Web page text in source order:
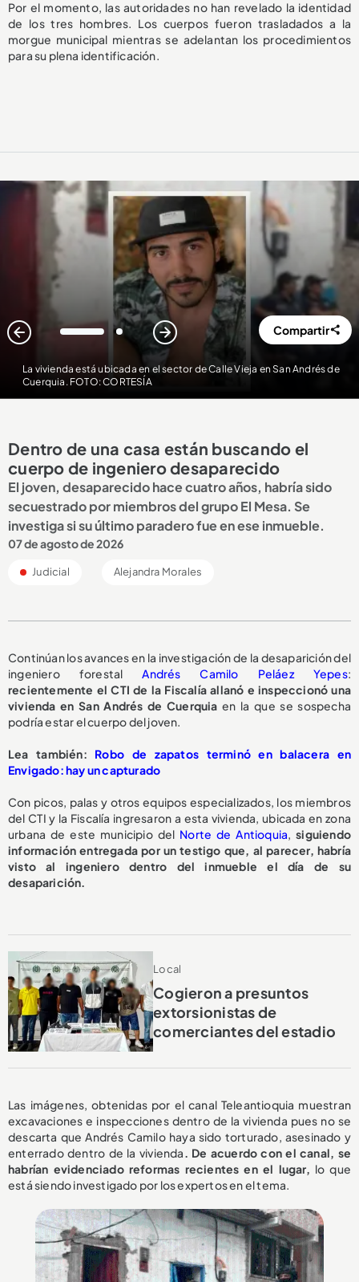
Por el momento, las autoridades no han revelado la identidad
de los tres hombres. Los cuerpos fueron trasladados a la
morgue municipal mientras se adelantan los procedimientos
para su plena identificación.
La vivienda está ubicada en el sector de Calle Vieja en San Andrés de
Cuerquia. FOTO: CORTESÍA
1 2 Compartir
Dentro de una casa están buscando el
cuerpo de ingeniero desaparecido
El joven, desaparecido hace cuatro años, habría sido
secuestrado por miembros del grupo El Mesa. Se
investiga si su último paradero fue en ese inmueble.
07 de agosto de 2026
Judicial Alejandra Morales
Continúan los avances en la investigación de la desaparición del
ingeniero forestalAndrés Camilo Peláez Yepes:
recientemente el CTI de la Fiscalía allanó e inspeccionó una
vivienda en San Andrés de Cuerquia en la que se sospecha
podría estar el cuerpo del joven.
Lea también: Robo de zapatos terminó en balacera en
Envigado: hay un capturado
Con picos, palas y otros equipos especializados, los miembros
del CTI y la Fiscalía ingresaron a esta vivienda, ubicada en zona
urbana de este municipio del Norte de Antioquia, siguiendo
información entregada por un testigo que, al parecer, habría
visto al ingeniero dentro del inmueble el día de su
desaparición.
Local
Cogieron a presuntos
extorsionistas de
comerciantes del estadio
Las imágenes, obtenidas por el canal Teleantioquia muestran
excavaciones e inspecciones dentro de la vivienda pues no se
descarta que Andrés Camilo haya sido torturado, asesinado y
enterrado dentro de la vivienda. De acuerdo con el canal, se
habrían evidenciado reformas recientes en el lugar, lo que
está siendo investigado por los expertos en el tema.